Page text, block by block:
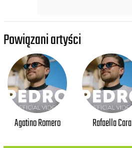
Powiązani artyści
Agatino Romero Rafaella Cara